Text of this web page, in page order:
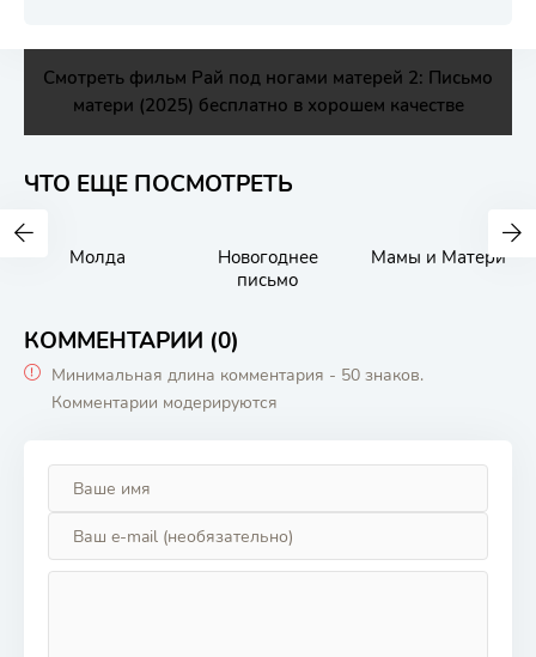
Смотреть фильм Рай под ногами матерей 2: Письмо
матери (2025) бесплатно в хорошем качестве
ЧТО ЕЩЕ ПОСМОТРЕТЬ
Молда
Новогоднее
письмо
Мамы и Матери
КОММЕНТАРИИ (0)
Минимальная длина комментария - 50 знаков.
Комментарии модерируются